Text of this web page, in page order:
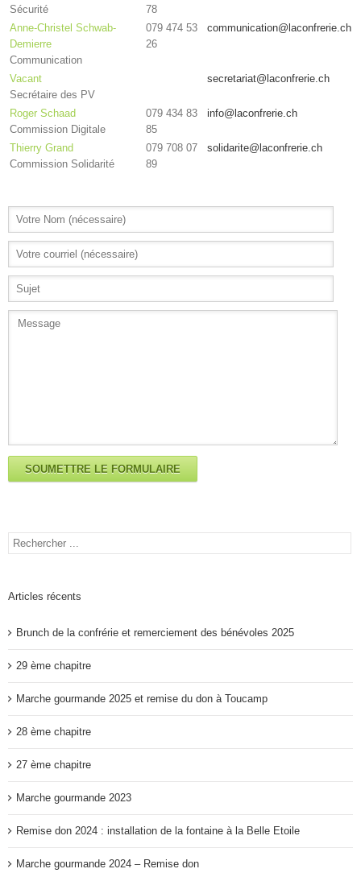
Sécurité
78
Anne-Christel Schwab-
Demierre
Communication
079 474 53
26
communication@laconfrerie.ch
Vacant
Secrétaire des PV
secretariat@laconfrerie.ch
Roger Schaad
Commission Digitale
079 434 83
85
info@laconfrerie.ch
Thierry Grand
Commission Solidarité
079 708 07
89
solidarite@laconfrerie.ch
Articles récents
Brunch de la confrérie et remerciement des bénévoles 2025
29 ème chapitre
Marche gourmande 2025 et remise du don à Toucamp
28 ème chapitre
27 ème chapitre
Marche gourmande 2023
Remise don 2024 : installation de la fontaine à la Belle Etoile
Marche gourmande 2024 – Remise don